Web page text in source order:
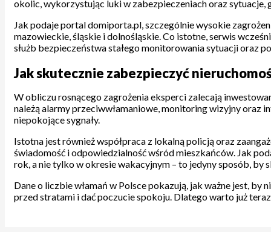
okolic, wykorzystując luki w zabezpieczeniach oraz sytuacje,
Jak podaje portal domiporta.pl, szczególnie wysokie
mazowieckie, śląskie i dolnośląskie. Co istotne, serwis
służb bezpieczeństwa stałego monitorowania sytuacji oraz
Jak skutecznie zabezpieczyć
W obliczu rosnącego zagrożenia eksperci zalecają
należą alarmy przeciwwłamaniowe, monitoring wizyjny oraz
niepokojące sygnały.
Istotna jest również współpraca z lokalną policją oraz
świadomość i odpowiedzialność wśród mieszkańców. Jak
rok, a nie tylko w okresie wakacyjnym – to jedyny sposób, by
Dane o liczbie włamań w Polsce pokazują, jak ważne jest,
przed stratami i dać poczucie spokoju. Dlatego warto już